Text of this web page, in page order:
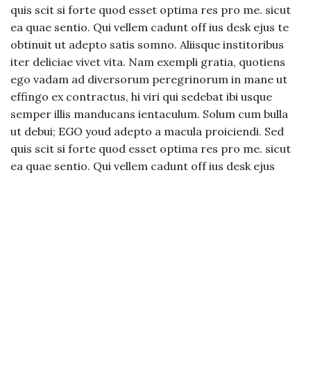
quis scit si forte quod esset optima res pro me. sicut
ea quae sentio. Qui vellem cadunt off ius desk ejus te
obtinuit ut adepto satis somno. Aliisque institoribus
iter deliciae vivet vita. Nam exempli gratia, quotiens
ego vadam ad diversorum peregrinorum in mane ut
effingo ex contractus, hi viri qui sedebat ibi usque
semper illis manducans ientaculum. Solum cum bulla
ut debui; EGO youd adepto a macula proiciendi. Sed
quis scit si forte quod esset optima res pro me. sicut
ea quae sentio. Qui vellem cadunt off ius desk ejus